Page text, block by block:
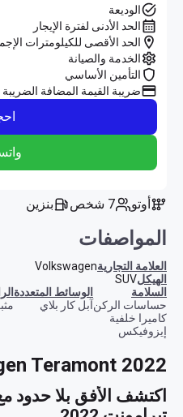
الوديعة
الحد الأدنى لفترة الإيجار
الحد الأقصى للكيلومترات
الخدمة والصيانة
التأمين الأساسي
ضريبة القيمة المضافة الضريبة
أوتو 7 شخص بنزين
المواصفات
العلامة التجاريةVolkswagen
الهيكلSUV
السلامة
حساسات الركن
كاميرا خلفية
إيزوفيكس
الوسائط المتعددة
آبل كار بلاي
Teramont 2022